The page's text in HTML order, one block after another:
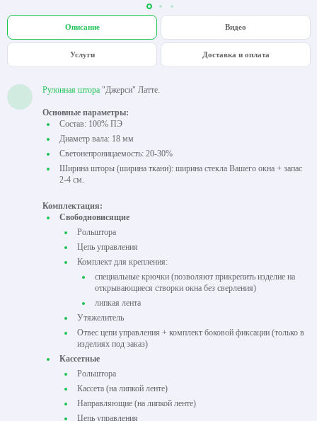
Описание Видео
Услуги Доставка и оплата
Рулонная штора "Джерси" Латте.
Основные параметры:
Состав: 100% ПЭ
Диаметр вала: 18 мм
Светонепроницаемость: 20-30%
Ширина шторы (ширина ткани): ширина стекла Вашего окна + запас
2-4 см.
Комплектация:
Свободновисящие
Рольштора
Цепь управления
Комплект для крепления:
специальные крючки (позволяют прикрепить изделие на
открывающиеся створки окна без сверления)
липкая лента
Утяжелитель
Отвес цепи управления + комплект боковой фиксации (только в
изделиях под заказ)
Кассетные
Рольштора
Кассета (на липкой ленте)
Направляющие (на липкой ленте)
Цепь управления